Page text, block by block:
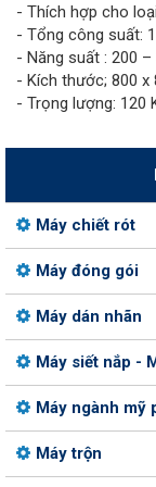
- Thích hợp cho
- Tổng công suất:
- Năng suất : 200
- Kích thước; 800 x
- Trọng lượng: 120
Máy chiết rót
Máy đóng gói
Máy dán nhãn
Máy siết nắp -
Máy ngành mỹ
Máy trộn